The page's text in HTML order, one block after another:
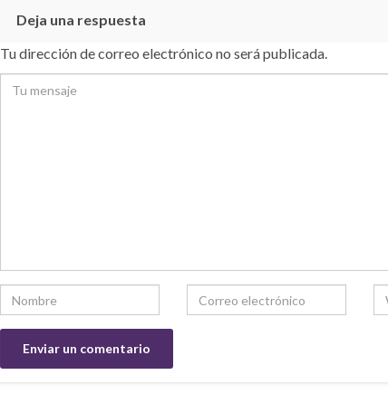
Deja una respuesta
Tu dirección de correo electrónico no será publicada.